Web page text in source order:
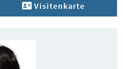
Visitenkarte